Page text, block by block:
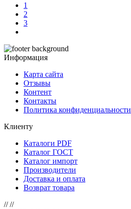
1
2
3
Информация
Карта сайта
Отзывы
Контент
Контакты
Политика конфиденциальности
Клиенту
Каталоги PDF
Каталог ГОСТ
Каталог импорт
Производители
Доставка и оплата
Возврат товара
////